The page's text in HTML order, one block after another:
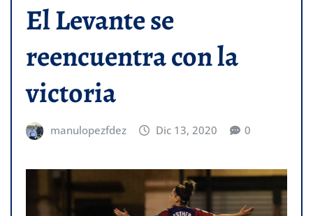
El Levante se
reencuentra con la
victoria
manulopezfdez Dic 13, 2020 0